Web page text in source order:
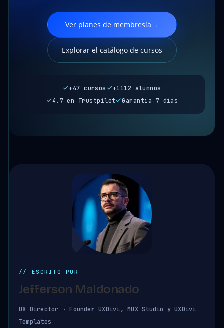
Ver planes de membresía→
Explorar el catálogo de cursos
+47 cursos
+1112 alumnos
4.7 en Trustpilot
Garantía 7 días
// ESCRITO POR
Jefferson Maldonado
UX Director · Founder UXDivi, MUX Studio y UXDivi
Templates